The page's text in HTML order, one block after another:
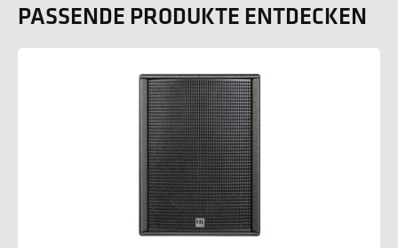
PASSENDE PRODUKTE ENTDECKEN